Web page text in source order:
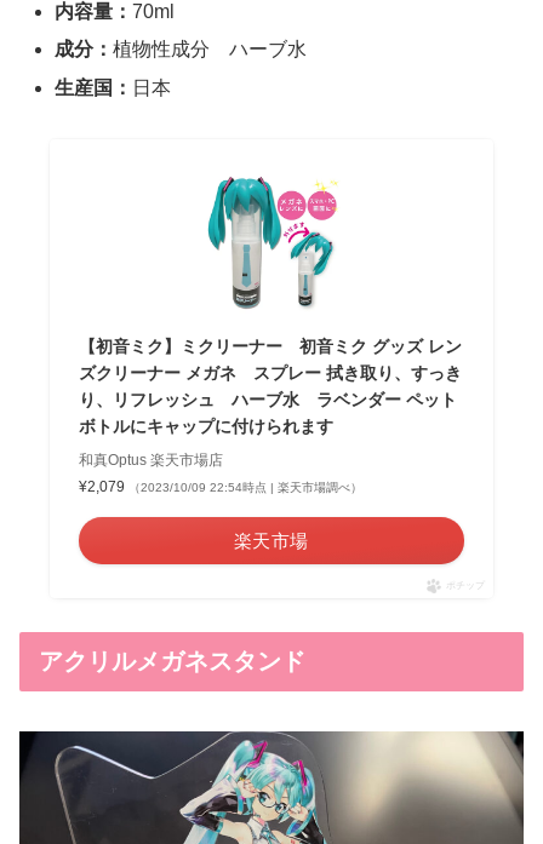
内容量：70ml
成分：植物性成分 ハーブ水
生産国： 日本
【初音ミク】ミクリーナー 初音ミク グッズ レン
ズクリーナー メガネ スプレー 拭き取り、すっき
り、リフレッシュ ハーブ水 ラベンダー ペット
ボトルにキャップに付けられます
和真Optus 楽天市場店
¥2,079
（2023/10/09 22:54時点 | 楽天市場調べ）
楽天市場
ポチップ
アクリルメガネスタンド